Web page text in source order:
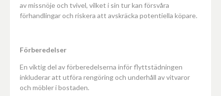
av missnöje och tvivel, vilket i sin tur kan försvåra
förhandlingar och riskera att avskräcka potentiella köpare.
Förberedelser
En viktig del av förberedelserna inför flyttstädningen
inkluderar att utföra rengöring och underhåll av vitvaror
och möbler i bostaden.